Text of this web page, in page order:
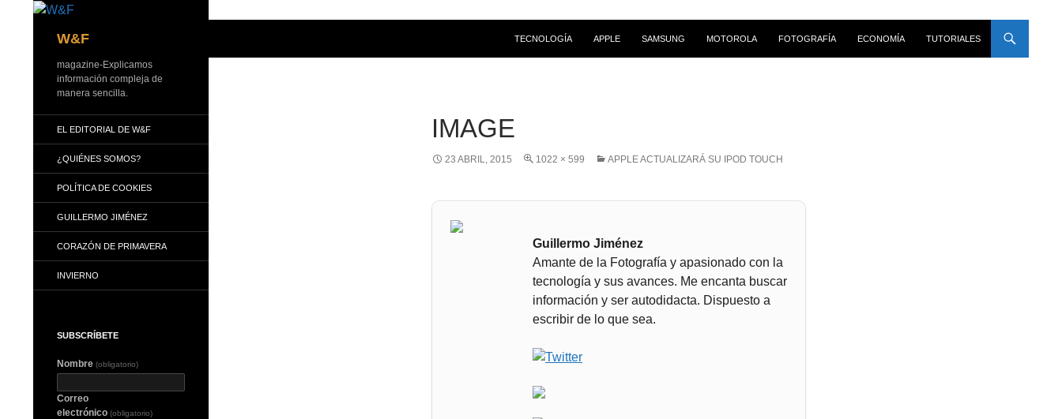
W&F
TECNOLOGÍA
APPLE SAMSUNG MOTOROLA FOTOGRAFÍA ECONOMÍA TUTORIALES
IMAGE
23 ABRIL, 2015 1022 × 599 APPLE ACTUALIZARÁ SU IPOD TOUCH
Guillermo Jiménez
Amante de la Fotografía y apasionado con la
tecnología y sus avances. Me encanta buscar
información y ser autodidacta. Dispuesto a
escribir de lo que sea.
magazine-Explicamos
información compleja de
manera sencilla.
EL EDITORIAL DE W&F
¿QUIÉNES SOMOS?
POLÍTICA DE COOKIES
GUILLERMO JIMÉNEZ
CORAZÓN DE PRIMAVERA
INVIERNO
SUBSCRÍBETE
Nombre (obligatorio)
Correo
electrónico (obligatorio)